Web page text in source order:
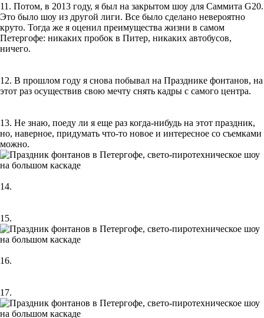
11. Потом, в 2013 году, я был на закрытом шоу для Саммита G20.
Это было шоу из другой лиги. Все было сделано невероятно
круто. Тогда же я оценил преимущества жизни в самом
Петергофе: никаких пробок в Питер, никаких автобусов,
ничего.
12. В прошлом году я снова побывал на Празднике фонтанов, на
этот раз осуществив свою мечту снять кадры с самого центра.
13. Не знаю, поеду ли я еще раз когда-нибудь на этот праздник,
но, наверное, придумать что-то новое и интересное со съемками
можно.
14.
15.
16.
17.